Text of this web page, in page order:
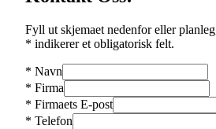
Fyll ut skjemaet nedenfor eller
* indikerer et obligatorisk felt.
* Navn
* Firma
* Firmaets E-post
* Telefon